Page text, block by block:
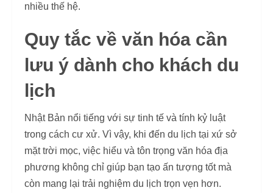
nhiều thế hệ.
Quy tắc về văn hóa cần
lưu ý dành cho khách du
lịch
Nhật Bản nổi tiếng với sự tinh tế và tính kỷ luật
trong cách cư xử. Vì vậy, khi đến du lịch tại xứ sở
mặt trời mọc, việc hiểu và tôn trọng văn hóa địa
phương không chỉ giúp bạn tạo ấn tượng tốt mà
còn mang lại trải nghiệm du lịch trọn vẹn hơn.